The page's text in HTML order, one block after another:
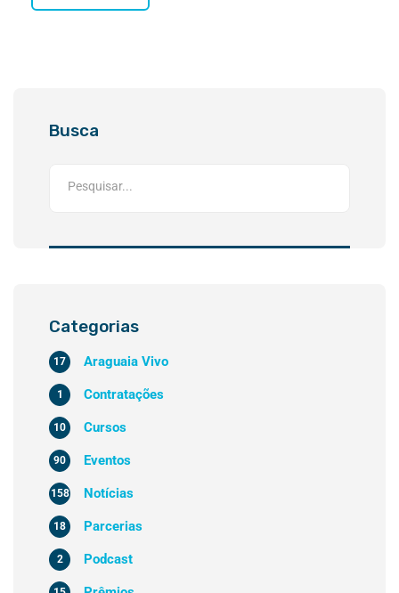
Busca
Categorias
Araguaia Vivo
17
Contratações
1
Cursos
10
Eventos
90
Notícias
158
Parcerias
18
Podcast
2